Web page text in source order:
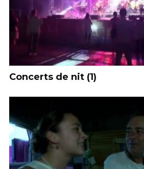
Concerts de nit (1)